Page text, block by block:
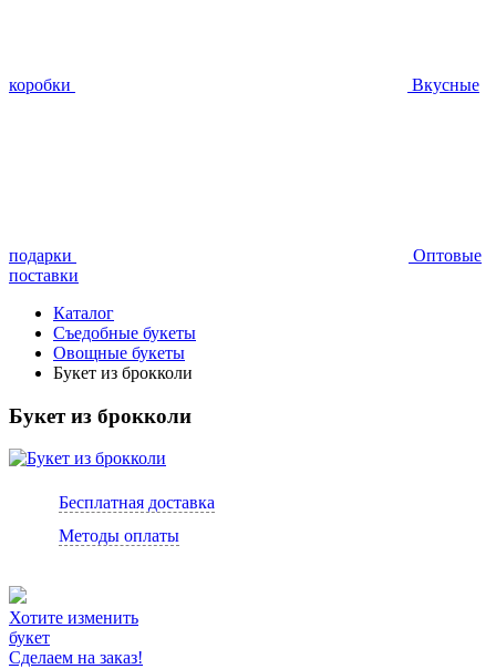
коробки Вкусные
подарки
Оптовые
поставки
Каталог
Съедобные букеты
Овощные букеты
Букет из брокколи
Букет из брокколи
Бесплатная доставка
Методы оплаты
Хотите изменить
букет
Сделаем на заказ!